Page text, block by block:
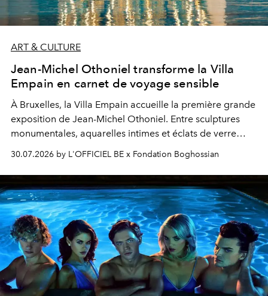
ART & CULTURE
Jean-Michel Othoniel transforme la Villa
Empain en carnet de voyage sensible
À Bruxelles, la Villa Empain accueille la première grande
exposition de Jean-Michel Othoniel. Entre sculptures
monumentales, aquarelles intimes et éclats de verre
émotionnel où chaque œuvre devient le souvenir
lumineux d’un voyage, d’une rencontre ou d’un
émerveillement.
30.07.2026 by L'OFFICIEL BE x Fondation Boghossian